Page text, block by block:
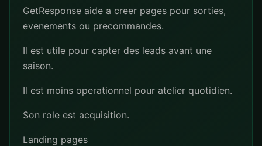
GetResponse aide a creer pages pour sorties,
evenements ou precommandes.
Il est utile pour capter des leads avant une
saison.
Il est moins operationnel pour atelier quotidien.
Son role est acquisition.
Landing pages